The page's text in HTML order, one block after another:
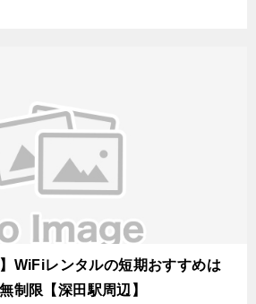
WiFiレンタルの短期おすすめは
制限【深田駅周辺】